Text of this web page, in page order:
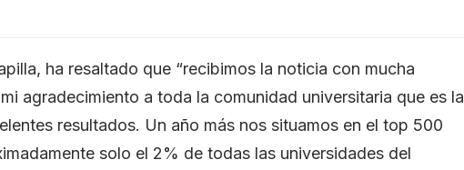
ha resaltado que “recibimos la noticia con mucha
agradecimiento a toda la comunidad universitaria que es la
resultados. Un año más nos situamos en el top 500
solo el 2% de todas las universidades del